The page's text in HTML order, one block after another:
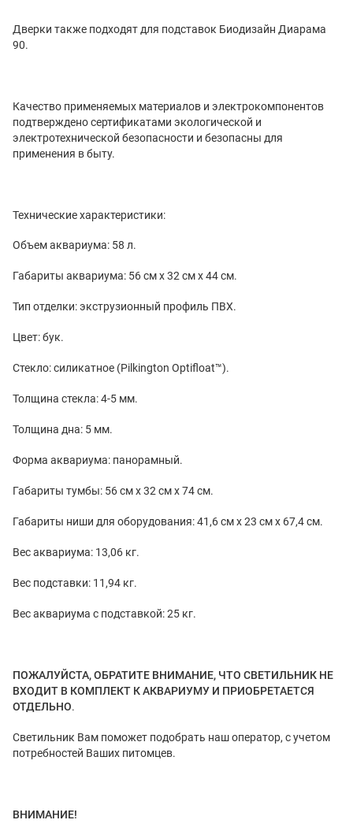
Дверки также подходят для подставок Биодизайн Диарама
90.
Качество применяемых материалов и электрокомпонентов
подтверждено сертификатами экологической и
электротехнической безопасности и безопасны для
применения в быту.
Технические характеристики:
Объем аквариума: 58 л.
Габариты аквариума: 56 см x 32 см x 44 см.
Тип отделки: экструзионный профиль ПВХ.
Цвет: бук.
Стекло: силикатное (Pilkington Optifloat™).
Толщина стекла: 4-5 мм.
Толщина дна: 5 мм.
Форма аквариума: панорамный.
Габариты тумбы: 56 см x 32 см x 74 см.
Габариты ниши для оборудования: 41,6 см x 23 см x 67,4 см.
Вес аквариума: 13,06 кг.
Вес подставки: 11,94 кг.
Вес аквариума с подставкой: 25 кг.
ПОЖАЛУЙСТА, ОБРАТИТЕ ВНИМАНИЕ, ЧТО СВЕТИЛЬНИК НЕ
ВХОДИТ В КОМПЛЕКТ К АКВАРИУМУ И ПРИОБРЕТАЕТСЯ
ОТДЕЛЬНО.
Светильник Вам поможет подобрать наш оператор, с учетом
потребностей Ваших питомцев.
ВНИМАНИЕ!